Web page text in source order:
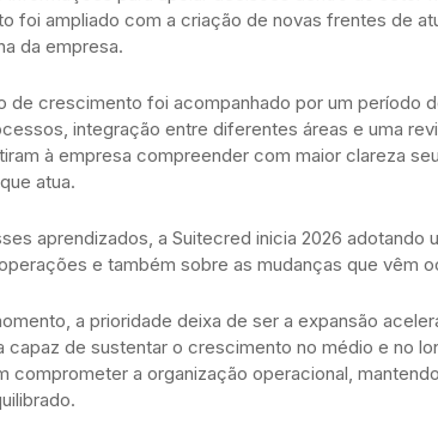
foi ampliado com a criação de novas frentes de
da empresa.
de crescimento foi acompanhado por um período
integração entre diferentes áreas e uma
à empresa compreender com maior clareza
atua.
aprendizados, a Suitecred inicia 2026 adotando
e também sobre as mudanças que vêm
a prioridade deixa de ser a expansão
capaz de sustentar o crescimento no médio e no
comprometer a organização operacional,